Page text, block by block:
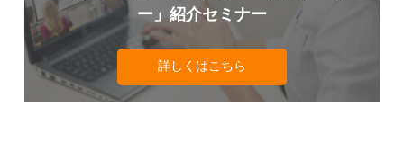
ー」紹介セミナー
詳しくはこちら